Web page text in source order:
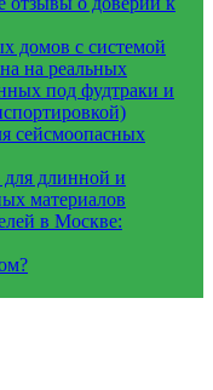
домов с системой
на реальных
под фудтраки и
сейсмоопасных
длинной и
материалов
в Москве: